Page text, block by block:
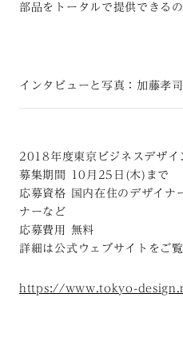
部品をトータルで提供できる
インタビューと写真：加藤孝司
2018年度東京ビジネスデザイ
募集期間 10月25日(木)まで
応募資格 国内在住のデザイナ
ナーなど
応募費用 無料
詳細は公式ウェブサイトをご
https://www.tokyo-